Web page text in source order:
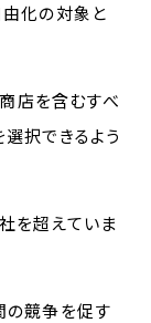
化の対象と
店を含むすべ
択できるよう
を超えていま
の競争を促す